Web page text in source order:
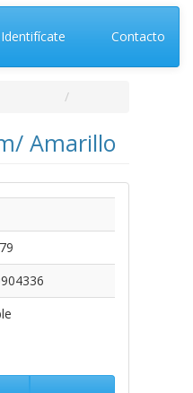
Identifícate Contacto
Amarillo